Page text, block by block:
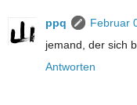
ppq
Februar
jemand, der sich
Antworten